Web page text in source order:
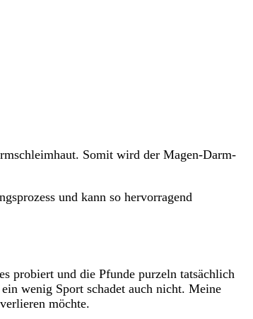
Somit wird der Magen-Darm-
und kann so hervorragend
probiert und die Pfunde purzeln tatsächlich
wenig Sport schadet auch nicht. Meine
möchte.